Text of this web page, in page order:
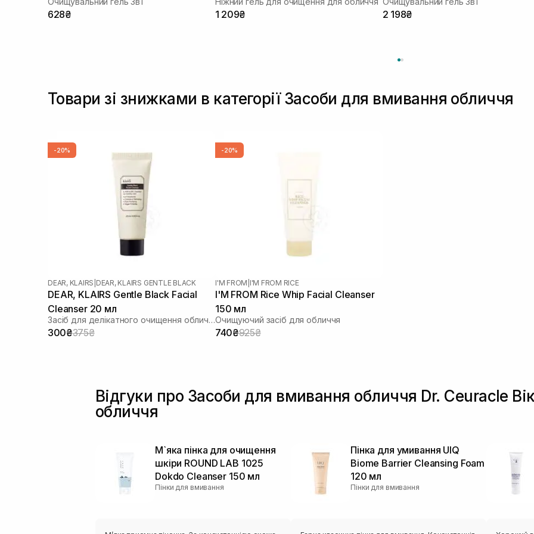
628₴ 1 209₴ 2 198₴
Товари зі знижками в категорії Засоби для вмивання обличчя
-20%
DEAR, KLAIRS DEAR, KLAIRS GENTLE BLACK
DEAR, KLAIRS Gentle Black Facial
Cleanser 20 мл
Засіб для делікатного очищення обличчя
300₴375₴
-20%
I'M FROM I'M FROM RICE
I'M FROM Rice Whip Facial Cleanser
150 мл
Очищуючий засіб для обличчя
740₴925₴
Відгуки про Засоби для вмивання обличчя Dr. Ceuracle
обличчя
М`яка пінка для очищення
шкіри ROUND LAB 1025
Dokdo Cleanser 150 мл
Пінки для вмивання
Пінка для умивання UIQ
Biome Barrier Cleansing Foam
120 мл
Пінки для вмивання